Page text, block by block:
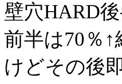
壁穴HARD
前半は70％
けどその後